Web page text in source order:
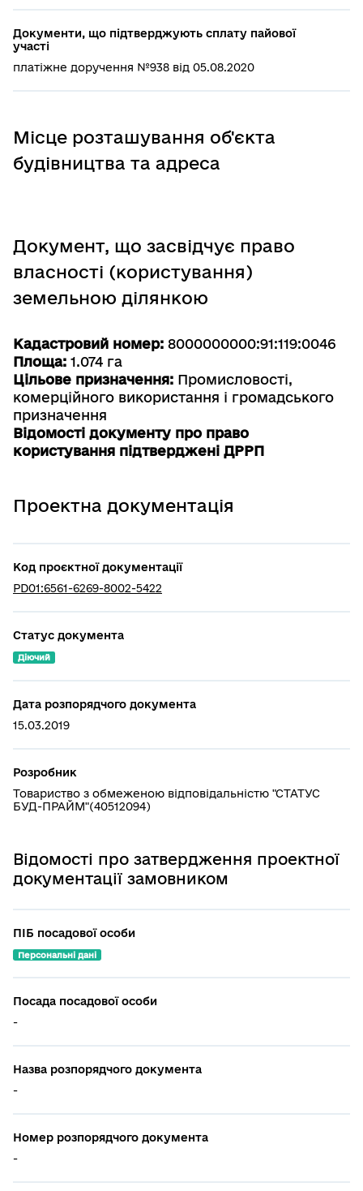
Документи, що підтверджують сплату пайової
участі
платіжне доручення №938 від 05.08.2020
Місце розташування об'єкта
будівництва та адреса
Документ, що засвідчує право
власності (користування)
земельною ділянкою
Кадастровий номер: 8000000000:91:119:0046
Площа: 1.074 га
Цільове призначення: Промисловості,
комерційного використання і громадського
призначення
Відомості документу про право
користування підтверджені ДРРП
Проектна документація
Код проєктної документації
PD01:6561-6269-8002-5422
Статус документа
Діючий
Дата розпорядчого документа
15.03.2019
Розробник
Товариство з обмеженою відповідальністю "СТАТУС
БУД-ПРАЙМ"(40512094)
Відомості про затвердження проектної
документації замовником
ПІБ посадової особи
Персональні дані
Посада посадової особи
-
Назва розпорядчого документа
-
Номер розпорядчого документа
-